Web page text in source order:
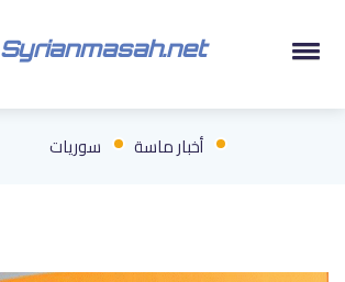
Syrianmasah.net
أخبار ماسة سوريات